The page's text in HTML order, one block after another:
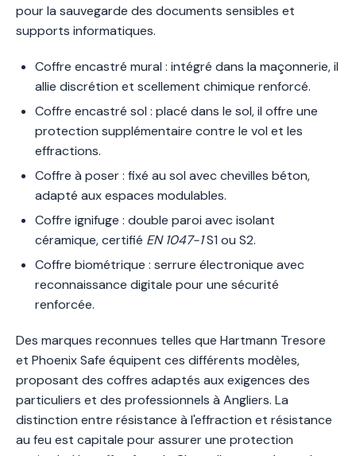
pour la sauvegarde des documents sensibles et
supports informatiques.
Coffre encastré mural : intégré dans la maçonnerie, il
allie discrétion et scellement chimique renforcé.
Coffre encastré sol : placé dans le sol, il offre une
protection supplémentaire contre le vol et les
effractions.
Coffre à poser : fixé au sol avec chevilles béton,
adapté aux espaces modulables.
Coffre ignifuge : double paroi avec isolant
céramique, certifié EN 1047-1S1 ou S2.
Coffre biométrique : serrure électronique avec
reconnaissance digitale pour une sécurité
renforcée.
Des marques reconnues telles que Hartmann Tresore
et Phoenix Safe équipent ces différents modèles,
proposant des coffres adaptés aux exigences des
particuliers et des professionnels à Angliers. La
distinction entre résistance à l'effraction et résistance
au feu est capitale pour assurer une protection